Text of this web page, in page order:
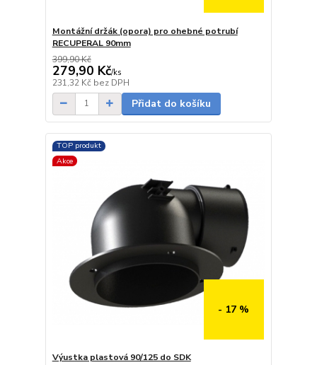
Montážní držák (opora) pro ohebné potrubí
RECUPERAL 90mm
399,90 Kč
279,90 Kč/ks
231,32 Kč bez DPH
Přidat do košíku
TOP produkt
Akce
- 17 %
Výustka plastová 90/125 do SDK